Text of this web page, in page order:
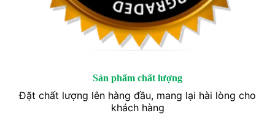
Sản phẩm chất lượng
Đặt chất lượng lên hàng đầu, mang lại hài lòng cho
khách hàng